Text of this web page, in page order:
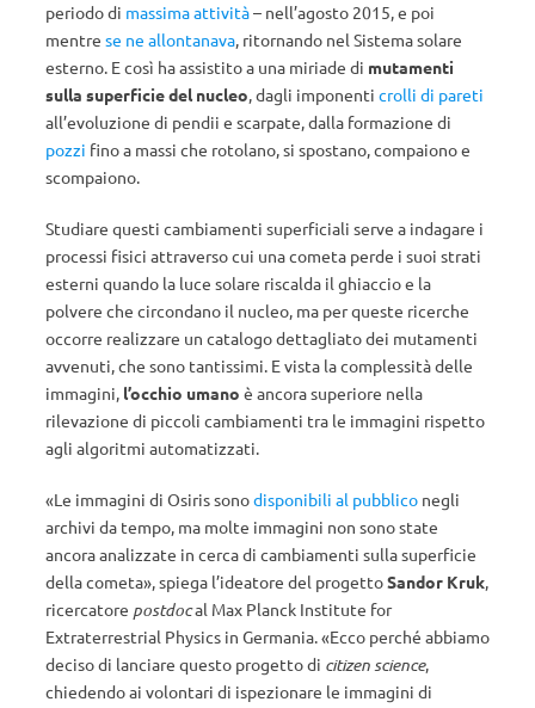
periodo di massima attività– nell’agosto 2015, e poi
mentre se ne allontanava, ritornando nel Sistema solare
esterno. E così ha assistito a una miriade di mutamenti
sulla superficie del nucleo, dagli imponenti crolli di pareti
all’evoluzione di pendii e scarpate, dalla formazione di
pozzi fino a massi che rotolano, si spostano, compaiono e
scompaiono.
Studiare questi cambiamenti superficiali serve a indagare i
processi fisici attraverso cui una cometa perde i suoi strati
esterni quando la luce solare riscalda il ghiaccio e la
polvere che circondano il nucleo, ma per queste ricerche
occorre realizzare un catalogo dettagliato dei mutamenti
avvenuti, che sono tantissimi. E vista la complessità delle
immagini, l’occhio umano è ancora superiore nella
rilevazione di piccoli cambiamenti tra le immagini rispetto
agli algoritmi automatizzati.
«Le immagini di Osiris sonodisponibili al pubblico negli
archivi da tempo, ma molte immagini non sono state
ancora analizzate in cerca di cambiamenti sulla superficie
della cometa», spiega l’ideatore del progettoSandor Kruk,
ricercatore postdocal Max Planck Institute for
Extraterrestrial Physics in Germania. «Ecco perché abbiamo
deciso di lanciare questo progetto di citizen science,
chiedendo ai volontari di ispezionare le immagini di